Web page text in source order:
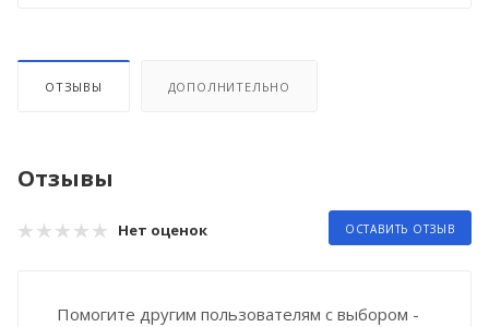
ОТЗЫВЫ ДОПОЛНИТЕЛЬНО
Отзывы
Нет оценок ОСТАВИТЬ ОТЗЫВ
Помогите другим пользователям с выбором -